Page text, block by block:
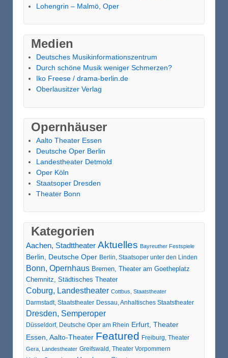
Lohengrin – Malmö, Oper
Medien
Deutsches Musikinformationszentrum
Durch schöne Musik weniger Schmerzen?
Iko Freese / drama-berlin.de
Oberlausitzer Verlag
Opernhäuser
Aalto Theater Essen
Deutsche Oper Berlin
Landestheater Detmold
Oper Köln
Staatsoper Dresden
Theater Bonn
Kategorien
Aachen, Stadttheater Aktuelles Bayreuther Festspiele
Berlin, Deutsche Oper Berlin, Staatsoper unter den Linden
Bonn, Opernhaus Bremen, Theater am Goetheplatz
Chemnitz, Städtisches Theater
Coburg, Landestheater Cottbus, Staatstheater
Darmstadt, Staatstheater Dessau, Anhaltisches Staatstheater
Dresden, Semperoper
Düsseldorf, Deutsche Oper am Rhein Erfurt, Theater
Essen, Aalto-Theater Featured Freiburg, Theater
Gera, Landestheater Greifswald, Theater Vorpommern